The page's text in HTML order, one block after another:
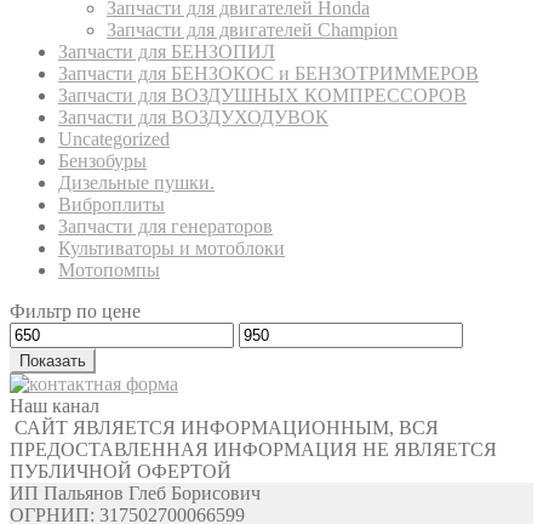
Запчасти для двигателей Honda
Запчасти для двигателей Champion
Запчасти для БЕНЗОПИЛ
Запчасти для БЕНЗОКОС и БЕНЗОТРИММЕРОВ
Запчасти для ВОЗДУШНЫХ КОМПРЕССОРОВ
Запчасти для ВОЗДУХОДУВОК
Uncategorized
Бензобуры
Дизельные пушки.
Виброплиты
Запчасти для генераторов
Культиваторы и мотоблоки
Мотопомпы
Фильтр по цене
Показать
Наш канал
САЙТ ЯВЛЯЕТСЯ ИНФОРМАЦИОННЫМ, ВСЯ
ПРЕДОСТАВЛЕННАЯ ИНФОРМАЦИЯ НЕ ЯВЛЯЕТСЯ
ПУБЛИЧНОЙ ОФЕРТОЙ
ИП Пальянов Глеб Борисович
ОГРНИП: 317502700066599